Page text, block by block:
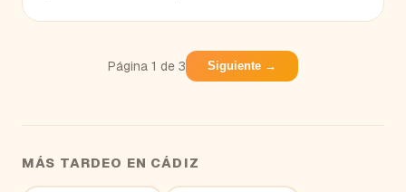
Página 1 de 3 Siguiente →
MÁS TARDEO EN CÁDIZ